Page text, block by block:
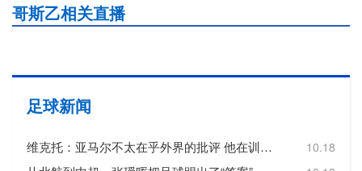
哥斯乙相关直播
足球新闻
维克托：亚马尔不太在乎外界的批评 他在训练中能连过四人破门 10.18